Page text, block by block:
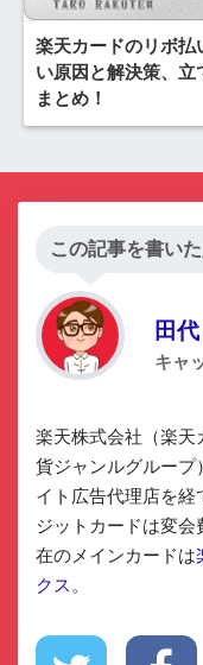
楽天カードのリボ払
い原因と解決策、立
まとめ！
この記事を書い
田
キャ
楽天株式会社（楽
貨ジャンルグループ
イト広告代理店を経
ジットカードは変会
在のメインカードは
クス 。